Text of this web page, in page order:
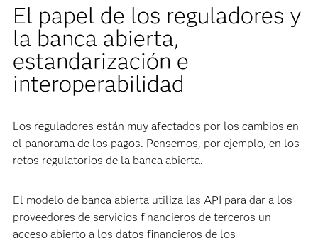
El papel de los reguladores y
la banca abierta,
estandarización e
interoperabilidad
Los reguladores están muy afectados por los cambios en
el panorama de los pagos. Pensemos, por ejemplo, en los
retos regulatorios de la banca abierta.
El modelo de banca abierta utiliza las API para dar a los
proveedores de servicios financieros de terceros un
acceso abierto a los datos financieros de los